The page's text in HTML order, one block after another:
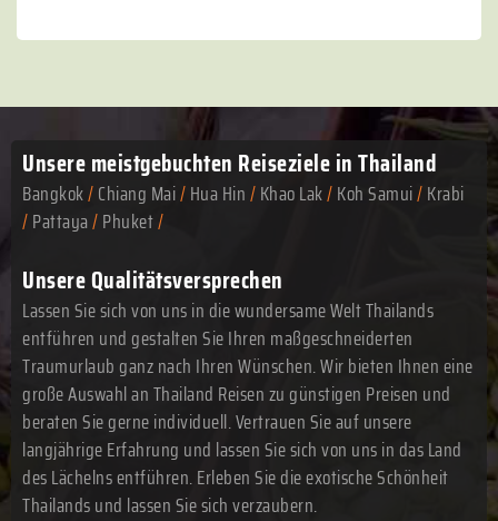
Unsere meistgebuchten Reiseziele in Thailand
Bangkok/Chiang Mai/Hua Hin/Khao Lak/Koh Samui/Krabi
/Pattaya/Phuket/
Unsere Qualitätsversprechen
Lassen Sie sich von uns in die wundersame Welt Thailands
entführen und gestalten Sie Ihren maßgeschneiderten
Traumurlaub ganz nach Ihren Wünschen. Wir bieten Ihnen eine
große Auswahl an Thailand Reisen zu günstigen Preisen und
beraten Sie gerne individuell. Vertrauen Sie auf unsere
langjährige Erfahrung und lassen Sie sich von uns in das Land
des Lächelns entführen. Erleben Sie die exotische Schönheit
Thailands und lassen Sie sich verzaubern.